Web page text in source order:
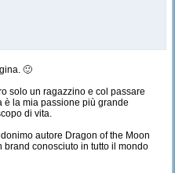
🙂
solo un ragazzino e col passare
è la mia passione più grande
di vita.
autore Dragon of the Moon
conosciuto in tutto il mondo